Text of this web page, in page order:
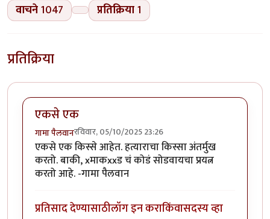
वाचने1047 प्रतिक्रिया1
प्रतिक्रिया
एकसे एक
गामा पैलवानरविवार, 05/10/2025 23:26
एकसे एक किस्से आहेत. हत्याराचा किस्सा अंतर्मुख
करतो. बाकी, xमाकxxड चं कोडं सोडवायचा प्रयत्न
करतो आहे. -गामा पैलवान
प्रतिसाद देण्यासाठीलॉग इन कराकिंवासदस्य व्हा